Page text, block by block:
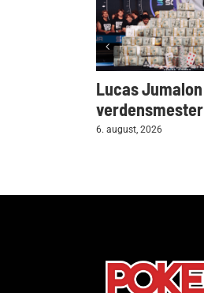
Lucas
6. august, 2026